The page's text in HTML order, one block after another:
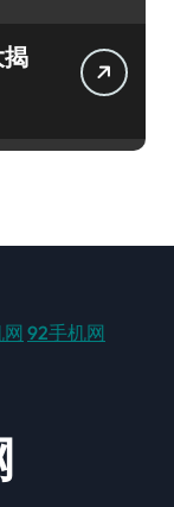
92手机网